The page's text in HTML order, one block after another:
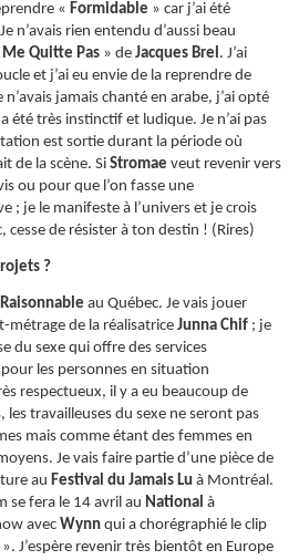
« Formidable » car j’ai été
n’avais rien entendu d’aussi beau
Me Quitte Pas » de Jacques Brel. J’ai
et j’ai eu envie de la reprendre de
jamais chanté en arabe, j’ai opté
été très instinctif et ludique. Je n’ai pas
est sortie durant la période où
de la scène. SiStromae veut revenir vers
ou pour que l’on fasse une
; je le manifeste à l’univers et je crois
cesse de résister à ton destin ! (Rires)
?
au Québec. Je vais jouer
métrage de la réalisatrice Junna Chif ; je
du sexe qui offre des services
les personnes en situation
respectueux, il y a eu beaucoup de
les travailleuses du sexe ne seront pas
mais comme étant des femmes en
Je vais faire partie d’une pièce de
au Festival du Jamais Lu à Montréal.
se fera le 14 avril au National à
avec Wynn qui a chorégraphié le clip
». J’espère revenir très bientôt en Europe